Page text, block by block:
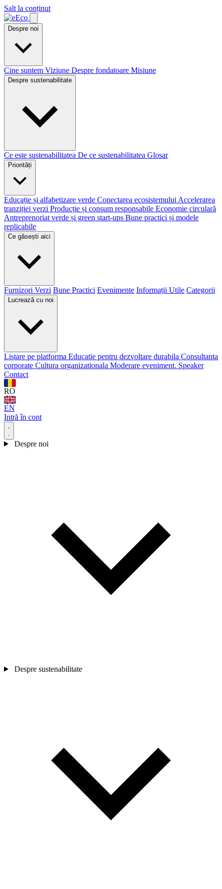
Salt la conținut
Despre noi
Cine suntem Viziune Despre fondatoare Misiune
Despre sustenabilitate
Ce este sustenabilitatea De ce sustenabilitatea Glosar
Priorități
Educație și alfabetizare verde Conectarea ecosistemului Accelerarea
tranziției verzi Producție și consum responsabile Economie circulară
Antreprenoriat verde și green start-ups Bune practici și modele
replicabile
Ce găsești aici
Furnizori Verzi Bune Practici Evenimente Informații Utile Categorii
Lucrează cu noi
Listare pe platforma Educatie pentru dezvoltare durabila Consultanta
corporate Cultura organizationala Moderare eveniment. Speaker
Contact
RO
EN
Intră în cont
Despre noi
Despre sustenabilitate